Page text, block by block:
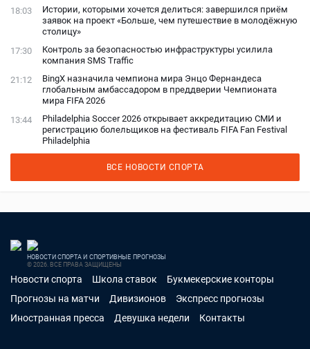
18:03
Истории, которыми хочется делиться: завершился приём
заявок на проект «Больше, чем путешествие в молодёжную
столицу»
17:30
Контроль за безопасностью инфраструктуры усилила
компания SMS Traffic
21:12
BingX назначила чемпиона мира Энцо Фернандеса
глобальным амбассадором в преддверии Чемпионата
мира FIFA 2026
13:44
Philadelphia Soccer 2026 открывает аккредитацию СМИ и
регистрацию болельщиков на фестиваль FIFA Fan Festival
Philadelphia
ВСЕ НОВОСТИ СПОРТА
НОВОСТИ СПОРТА И СПОРТИВНЫЕ ПРОГНОЗЫ
© 2026. ВСЕ ПРАВА ЗАЩИЩЕНЫ
Новости спорта Школа ставок
Букмекерские конторы
Прогнозы на матчи
Дивизионов
Экспресс прогнозы
Иностранная пресса
Девушка недели Контакты